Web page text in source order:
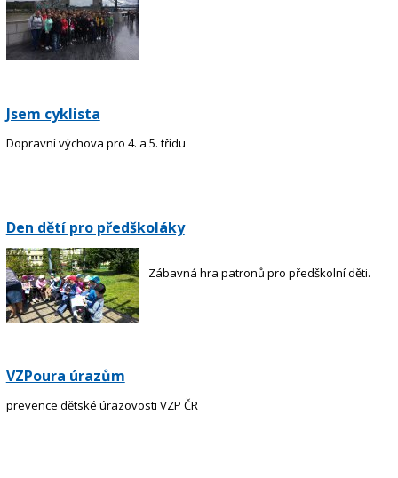
Jsem cyklista
Dopravní výchova pro 4. a 5. třídu
Den dětí pro předškoláky
Zábavná hra patronů pro předškolní děti.
VZPoura úrazům
prevence dětské úrazovosti VZP ČR